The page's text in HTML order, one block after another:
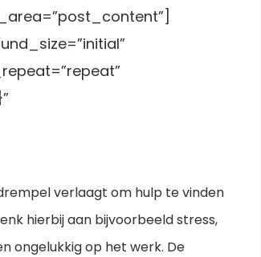
verlaagt om hulp te vinden
hierbij aan bijvoorbeeld stress,
ongelukkig op het werk. De